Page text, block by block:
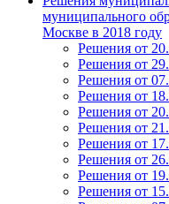
муниципального
Москве в 2018 году
Решения от
Решения от
Решения от
Решения от
Решения от
Решения от
Решения от
Решения от
Решения от
Решения от